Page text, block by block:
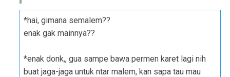
*hai, gimana semalem??
enak gak mainnya??
*enak donk,, gua sampe bawa permen karet lagi nih
buat jaga-jaga untuk ntar malem, kan sapa tau mau